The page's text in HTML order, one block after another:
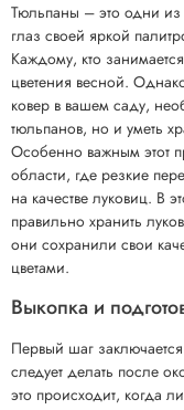
Тюльпаны – это одни из
глаз своей яркой
Каждому, кто
цветения весной.
ковер в вашем саду,
тюльпанов, но и уметь
Особенно важным этот
области, где резкие
на качестве луковиц. В
правильно хранить
они сохранили свои
цветами.
Выкопка и
Первый шаг
следует делать после
это происходит, когда